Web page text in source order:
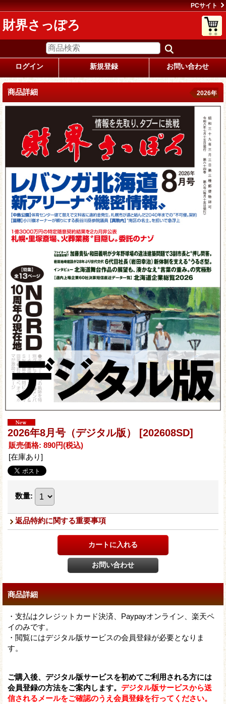
PCサイト
財界さっぽろ
ログイン 新規登録 お問い合わせ
商品詳細 2026年
2026年8月号（デジタル版） [202608SD]
販売価格: 890円(税込)
[在庫あり]
数量:
返品特約に関する重要事項
商品詳細
・支払はクレジットカード決済、Paypayオンライン、楽天ペ
イのみです。
・閲覧にはデジタル版サービスの会員登録が必要となりま
す。
ご購入後、デジタル版サービスを初めてご利用される方には
会員登録の方法をご案内します。 デジタル版サービスから送
信されるメールをご確認のうえ会員登録を行ってください。